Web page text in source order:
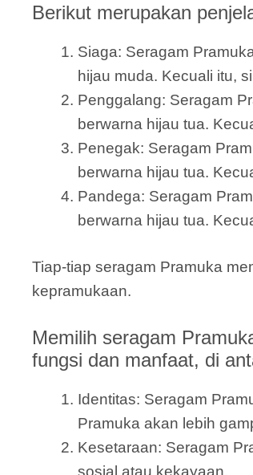
Berikut merupakan
Siaga: Seragam
hijau muda. Kecuali itu,
Penggalang: Seragam
berwarna hijau tua.
Penegak: Seragam
berwarna hijau tua.
Pandega: Seragam
berwarna hijau tua.
Tiap-tiap seragam Pramuka
kepramukaan.
Memilih seragam
fungsi dan manfaat, di
Identitas: Seragam
Pramuka akan lebih
Kesetaraan: Seragam
sosial atau kekayaan.